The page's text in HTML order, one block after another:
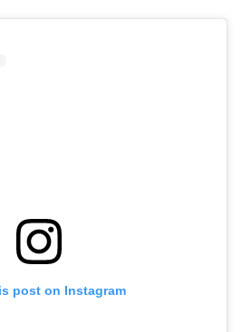
post on Instagram